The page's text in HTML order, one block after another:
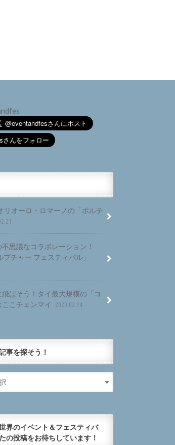
リオーロ・ロマーノの「ポルチ
思議なコラボレーション！
プチャー フェスティバル」
ばそう！タイ最大規模の「コ
こチェンマイ
2020.02.14
事を探そう！
界のイベント＆フェスティバ
の投稿をお待ちしています！